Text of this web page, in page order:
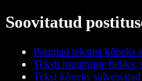
Soovitatud
Parimad tekstist kõneks
Teksti muutmine heliks:
Tekst kõneks salvestajad